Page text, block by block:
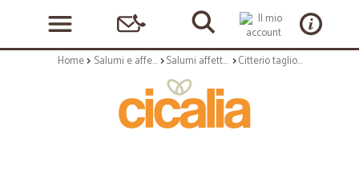
Home Salumi e affettati Salumi affettati Citterio taglio fresco Speck Alto Adige IGP gr.70